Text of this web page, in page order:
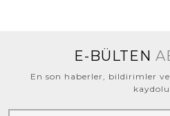
E-BÜLTEN
En son haberler, bildirimler